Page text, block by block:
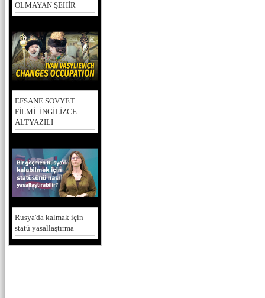
OLMAYAN ŞEHİR
EFSANE SOVYET
FİLMİ: İNGİLİZCE
ALTYAZILI
Rusya'da kalmak için
statü yasallaştırma